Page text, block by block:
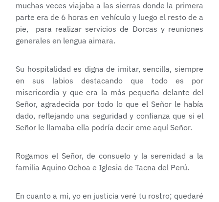
muchas veces viajaba a las sierras donde la primera
parte era de 6 horas en vehículo y luego el resto de a
pie, para realizar servicios de Dorcas y reuniones
generales en lengua aimara.
Su hospitalidad es digna de imitar, sencilla, siempre
en sus labios destacando que todo es por
misericordia y que era la más pequeña delante del
Señor, agradecida por todo lo que el Señor le había
dado, reflejando una seguridad y confianza que si el
Señor le llamaba ella podría decir eme aquí Señor.
Rogamos el Señor, de consuelo y la serenidad a la
familia Aquino Ochoa e Iglesia de Tacna del Perú.
En cuanto a mí, yo en justicia veré tu rostro; quedaré